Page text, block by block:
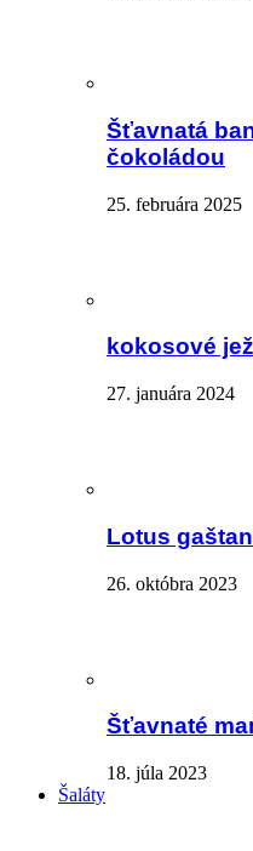
Šťavnatá
čokoládou
25. februára 2025
kokosové
27. januára 2024
Lotus
26. októbra 2023
Šťavnaté
18. júla 2023
Šaláty